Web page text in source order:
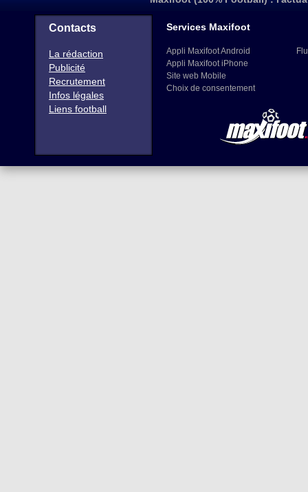
Contacts
La rédaction
Publicité
Recrutement
Infos légales
Liens football
Services Maxifoot
Appli Maxifoot Android
Appli Maxifoot iPhone
Site web Mobile
Choix de consentement